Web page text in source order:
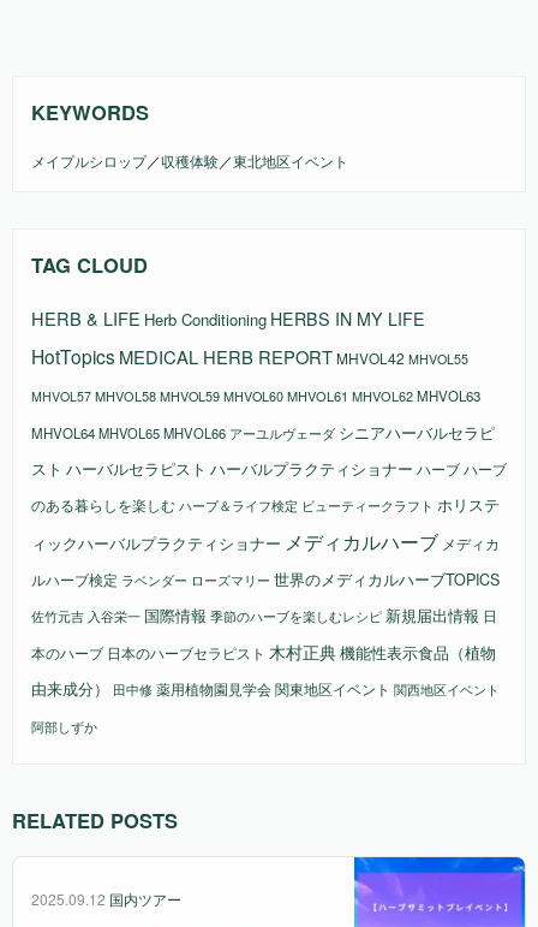
KEYWORDS
メイプルシロップ／収穫体験／東北地区イベント
TAG CLOUD
HERB & LIFE Herb Conditioning HERBS IN MY LIFE
HotTopics MEDICAL HERB REPORTMHVOL42 MHVOL55
MHVOL57 MHVOL58 MHVOL59 MHVOL60 MHVOL61 MHVOL62MHVOL63
MHVOL64MHVOL65MHVOL66 アーユルヴェーダ シニアハーバルセラピ
スト ハーバルセラピスト ハーバルプラクティショナー ハーブハーブ
のある暮らしを楽しむ ハーブ＆ライフ検定 ビューティークラフト ホリステ
ィックハーバルプラクティショナー メディカルハーブ メディカ
ルハーブ検定 ラベンダー ローズマリー 世界のメディカルハーブTOPICS
佐竹元吉 入谷栄一 国際情報 季節のハーブを楽しむレシピ 新規届出情報 日
本のハーブ 日本のハーブセラピスト 木村正典機能性表示食品（植物
由来成分）
田中修 薬用植物園見学会関東地区イベント 関西地区イベント
阿部しずか
RELATED POSTS
2025.09.12 国内ツアー